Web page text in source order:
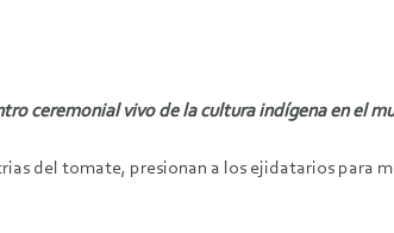
ceremonial vivo de la cultura indígena en el
del tomate, presionan a los ejidatarios para